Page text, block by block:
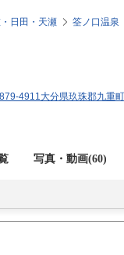
日田・天瀬 筌ノ口温泉
4911大分県玖珠郡九重
写真・動画(60)